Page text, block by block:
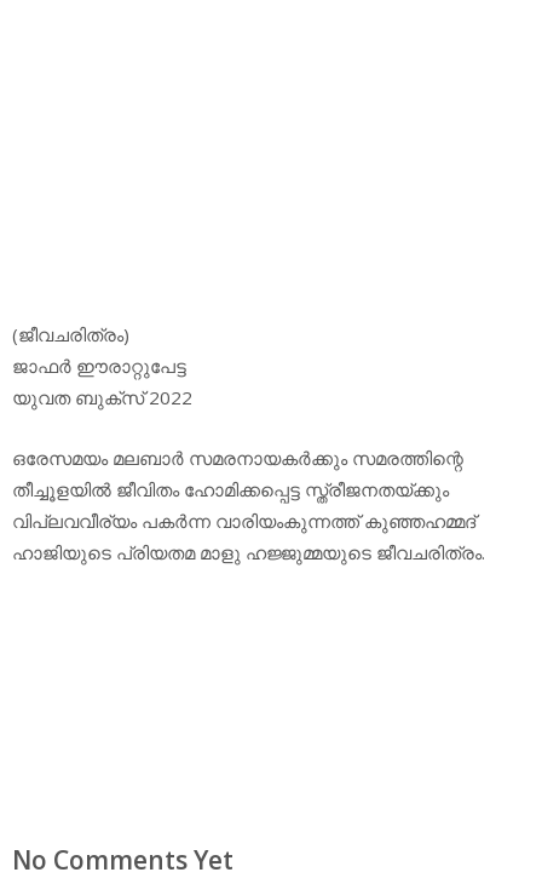
(ജീവചരിത്രം)
ജാഫര്‍ ഈരാറ്റുപേട്ട
യുവത ബുക്‌സ് 2022
ഒരേസമയം മലബാര്‍ സമരനായകര്‍ക്കും സമരത്തിന്റെ
തീച്ചൂളയില്‍ ജീവിതം ഹോമിക്കപ്പെട്ട സ്ത്രീജനതയ്ക്കും
വിപ്ലവവീര്യം പകര്‍ന്ന വാരിയംകുന്നത്ത് കുഞ്ഞഹമ്മദ്
ഹാജിയുടെ പ്രിയതമ മാളു ഹജ്ജുമ്മയുടെ ജീവചരിത്രം.
No Comments Yet